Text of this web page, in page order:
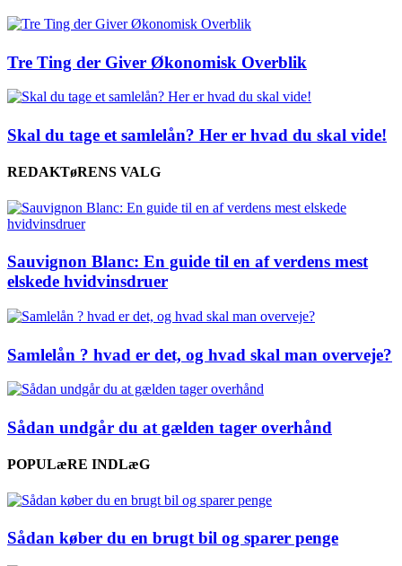
Tre Ting der Giver Økonomisk Overblik
Skal du tage et samlelån? Her er hvad du skal vide!
REDAKTøRENS VALG
Sauvignon Blanc: En guide til en af verdens mest
elskede hvidvinsdruer
Samlelån ? hvad er det, og hvad skal man overveje?
Sådan undgår du at gælden tager overhånd
POPULæRE INDLæG
Sådan køber du en brugt bil og sparer penge